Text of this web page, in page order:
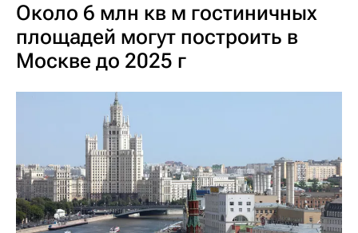
Около 6 млн кв м гостиничных
площадей могут построить в
Москве до 2025 г